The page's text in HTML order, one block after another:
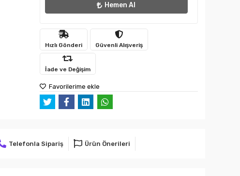
Hemen Al
Hızlı Gönderi Güvenli Alışveriş
İade ve Değişim
Favorilerime ekle
Telefonla Sipariş Ürün Önerileri